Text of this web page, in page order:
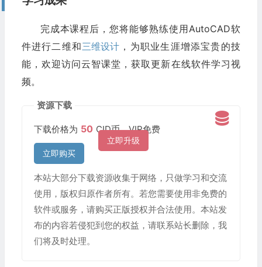
完成本课程后，您将能够熟练使用AutoCAD软
件进行二维和三维设计 ，为职业生涯增添宝贵的技
能，欢迎访问云智课堂，获取更新在线软件学习视
频。
资源下载
下载价格为 50 CID币，VIP免费
立即升级
立即购买
本站大部分下载资源收集于网络，只做学习和交流
使用，版权归原作者所有。若您需要使用非免费的
软件或服务，请购买正版授权并合法使用。本站发
布的内容若侵犯到您的权益，请联系站长删除，我
们将及时处理。